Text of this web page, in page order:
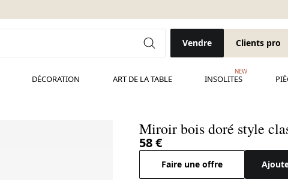
Vendre Clients pro
DÉCORATION ART DE LA TABLE INSOLITES
NEW
Miroir bois doré style
58 €
Faire une offre